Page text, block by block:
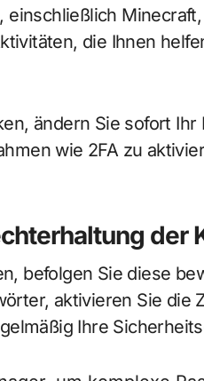
einschließlich
die Ihnen
ändern Sie sofort
wie 2FA zu
der
befolgen Sie diese
aktivieren Sie die
Ihre